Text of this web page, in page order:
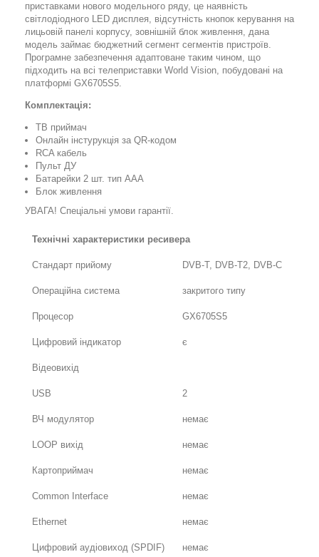
приставками нового модельного ряду, це наявність
світлодіодного LED дисплея, відсутність кнопок керування на
лицьовій панелі корпусу, зовнішній блок живлення, дана
модель займає бюджетний сегмент сегментів пристроїв.
Програмне забезпечення адаптоване таким чином, що
підходить на всі телеприставки World Vision, побудовані на
платформі GX6705S5.
Комплектація:
ТВ приймач
Онлайн інстурукція за QR-кодом
RCA кабель
Пульт ДУ
Батарейки 2 шт. тип ААА
Блок живлення
УВАГА! Спеціальні умови гарантії.
Технічні характеристики ресивера
Стандарт прийому DVB-T, DVB-T2, DVB-C
Операційна система закритого типу
Процесор GX6705S5
Цифровий індикатор є
Відеовихід
USB 2
ВЧ модулятор немає
LOOP вихід немає
Картоприймач немає
Common Interface немає
Ethernet немає
Цифровий аудіовиход (SPDIF) немає